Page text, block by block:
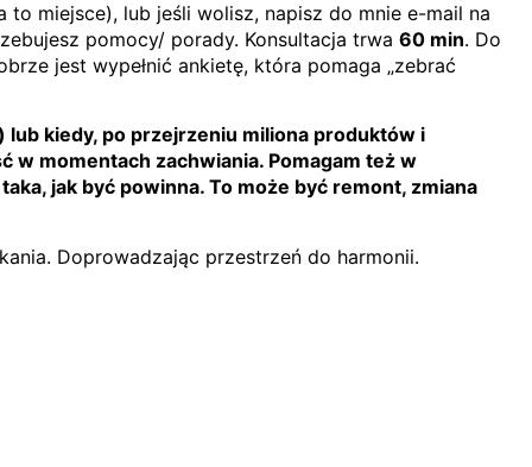
to miejsce), lub jeśli wolisz, napisz do mnie e-mail na
pomocy/ porady. Konsultacja trwa 60 min. Do
jest wypełnić ankietę, która pomaga „zebrać
kiedy, po przejrzeniu miliona produktów i
w momentach zachwiania. Pomagam też w
jak być powinna. To może być remont, zmiana
Doprowadzając przestrzeń do harmonii.